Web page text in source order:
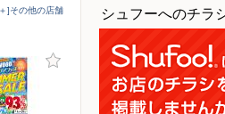
]その他の店舗 シュフーへのチラ